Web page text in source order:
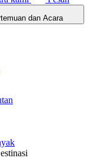
dan Acara